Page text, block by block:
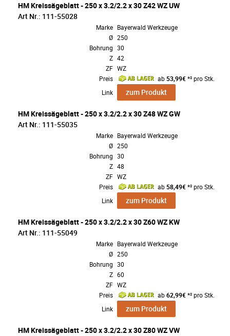
HM Kreissägeblatt - 250 x 3.2/2.2 x 30 Z42 WZ UW
Art Nr.: 111-55028
Marke Bayerwald Werkzeuge
Ø 250
Bohrung 30
Z 42
ZF WZ
Preis
ab53,99€*² pro Stk.
Link
zum Produkt
HM Kreissägeblatt - 250 x 3.2/2.2 x 30 Z48 WZ GW
Art Nr.: 111-55035
Marke Bayerwald Werkzeuge
Ø 250
Bohrung 30
Z 48
ZF WZ
Preis
ab58,49€*² pro Stk.
Link
zum Produkt
HM Kreissägeblatt - 250 x 3.2/2.2 x 30 Z60 WZ KW
Art Nr.: 111-55049
Marke Bayerwald Werkzeuge
Ø 250
Bohrung 30
Z 60
ZF WZ
Preis
ab62,99€*² pro Stk.
Link
zum Produkt
HM Kreissägeblatt - 250 x 3.2/2.2 x 30 Z80 WZ VW